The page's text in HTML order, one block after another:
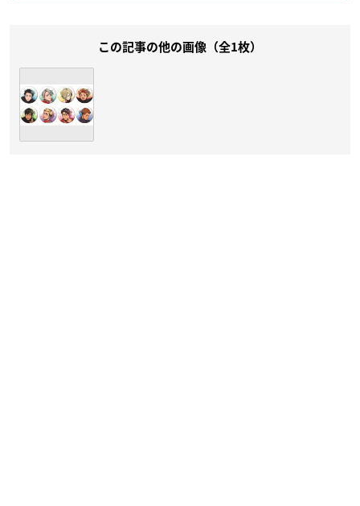
この記事の他の画像（全1枚）